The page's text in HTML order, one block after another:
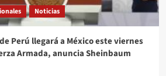
Noticias
Perú llegará a México este viernes
Armada, anuncia Sheinbaum